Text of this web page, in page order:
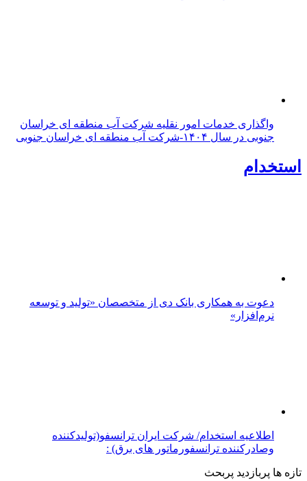
واگذاری خدمات امور نقلیه شرکت آب منطقه ای خراسان
جنوبی در سال ۱۴۰۴-شرکت آب منطقه ای خراسان جنوبی
استخدام
دعوت به همکاری بانک دی از متخصصان «تولید و توسعه
نرم‌افزار»
اطلاعیه استخدام/ شرکت ایران ترانسفو(تولیدکننده
وصادرکننده ترانسفورماتور های برق) :
تازه ها پربازدید پربحث